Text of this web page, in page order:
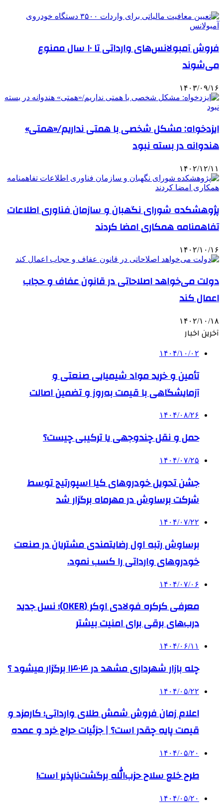
فروش آمبولانس‌های وارداتی تا ۱۰ سال ممنوع
می‌شوند
۱۴۰۳/۰۹/۱۶
ایزدخواه: مشکل شخصی با همتی نداریم/«همتی»
هندوانه در بسته نبود
۱۴۰۲/۱۲/۱۱
پژوهشکده شورای نگهبان و سازمان فناوری اطلاعات
تفاهمنامه‌ همکاری امضا کردند
۱۴۰۲/۱۰/۱۶
دولت می‌خواهد اصلاحاتی در قانون عفاف و حجاب
اعمال کند
۱۴۰۲/۱۰/۱۸
آخرین اخبار
۱۴۰۴/۱۰/۰۲
تأمین و خرید مواد شیمیایی صنعتی و
آزمایشگاهی با قیمت به‌روز و تضمین اصالت
۱۴۰۴/۰۸/۲۶
حمل و نقل چندوجهی یا ترکیبی چیست؟
۱۴۰۴/۰۷/۲۵
جشن تحویل خودروهای کیا اسپورتیج توسط
شرکت برساوش در مهرماه برگزار شد
۱۴۰۴/۰۷/۲۲
برساوش رتبه اول رضایتمندی مشتریان در صنعت
خودروهای وارداتی را کسب نمود.
۱۴۰۴/۰۷/۰۶
معرفی کرکره فولادی اوکر (OKER)؛ نسل جدید
درب‌های برقی برای امنیت بیشتر
۱۴۰۴/۰۶/۱۱
چله بازار شهرداری مشهد در ۱۴۰۴ برگزار میشود ؟
۱۴۰۴/۰۵/۲۲
اعلام زمان فروش شمش طلای وارداتی؛ کارمزد و
قیمت پایه چقدر است؟ | جزئیات حراج خرد و عمده
۱۴۰۴/۰۵/۲۰
طرح خلع سلاح حزب‌الله برگشت‌ناپذیر است!
۱۴۰۴/۰۵/۲۰